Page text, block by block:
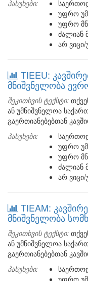
პასუხები:
უფრო
უფრო
ძალიან
არ ვიცი/
TIEEU:
მნიშვნელობა
შეკითხვის ტექსტი:
ან უმნიშვნელოა
გაერთიანებებთან
პასუხები:
უფრო
უფრო
ძალიან
არ ვიცი/
TIEAM:
მნიშვნელობა
შეკითხვის ტექსტი:
ან უმნიშვნელოა
გაერთიანებებთან
პასუხები:
უფრო